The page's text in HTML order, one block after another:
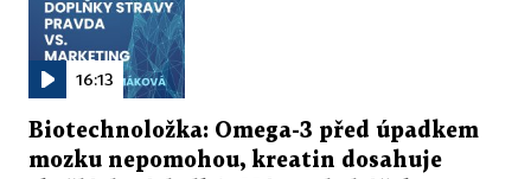
16:13
Biotechnoložka: Omega-3 před úpadkem
mozku nepomohou, kreatin dosahuje